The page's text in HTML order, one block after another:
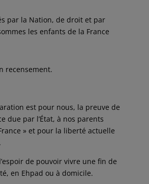
par la Nation, de droit et par
les enfants de la France
recensement.
est pour nous, la preuve de
due par l’État, à nos parents
» et pour la liberté actuelle
de pouvoir vivre une fin de
en Ehpad ou à domicile.